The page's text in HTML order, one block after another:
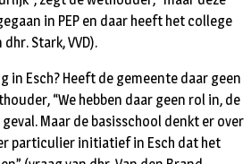
in PEP en daar heeft het college
Stark, VVD).
in Esch? Heeft de gemeente daar geen
“We hebben daar geen rol in, de
Maar de basisschool denkt er over
particulier initiatief in Esch dat het